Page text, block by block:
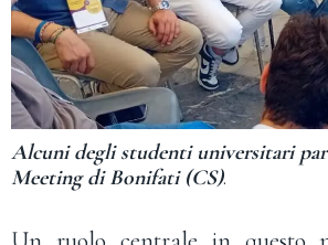
Alcuni degli studenti universitari
Meeting di Bonifati (CS).